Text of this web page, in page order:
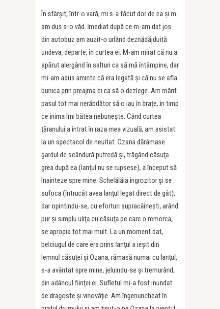
În sfârşit, într-o vară, mi s-a făcut dor de ea şi m-
am dus s-o văd. Imediat după ce m-am dat jos
din autobuz am auzit-o urlând deznădăjduită
undeva, departe, în curtea ei. M-am mirat că nu a
apărut alergând în salturi ca să mă întâmpine, dar
mi-am adus aminte că era legată şi că nu se afla
bunica prin preajma ei ca să o dezlege. Am mărit
pasul tot mai nerăbdător să o iau în braţe, în timp
ce inima îmi bătea nebuneşte. Când curtea
ţăranului a intrat în raza mea vizuală, am asistat
la un spectacol de neuitat. Ozana dărâmase
gardul de scândură putredă şi, trăgând căsuţa
grea după ea (lanţul nu se rupsese), a început să
înainteze spre mine. Schelălăia îngrozitor şi se
sufoca (întrucât avea lanţul legat direct de gât),
dar opintindu-se, cu eforturi supracâineşti, arând
pur şi simplu uliţa cu căsuţa pe care o remorca,
se apropia tot mai mult. La un moment dat,
belciugul de care era prins lanţul a ieşit din
lemnul căsuţei şi Ozana, rămasă numai cu lanţul,
s-a avântat spre mine, jeluindu-se şi tremurând,
din adâncul fiinţei ei. Sufletul mi-a fost inundat
de dragoste şi vinovăţie. Am îngenuncheat în